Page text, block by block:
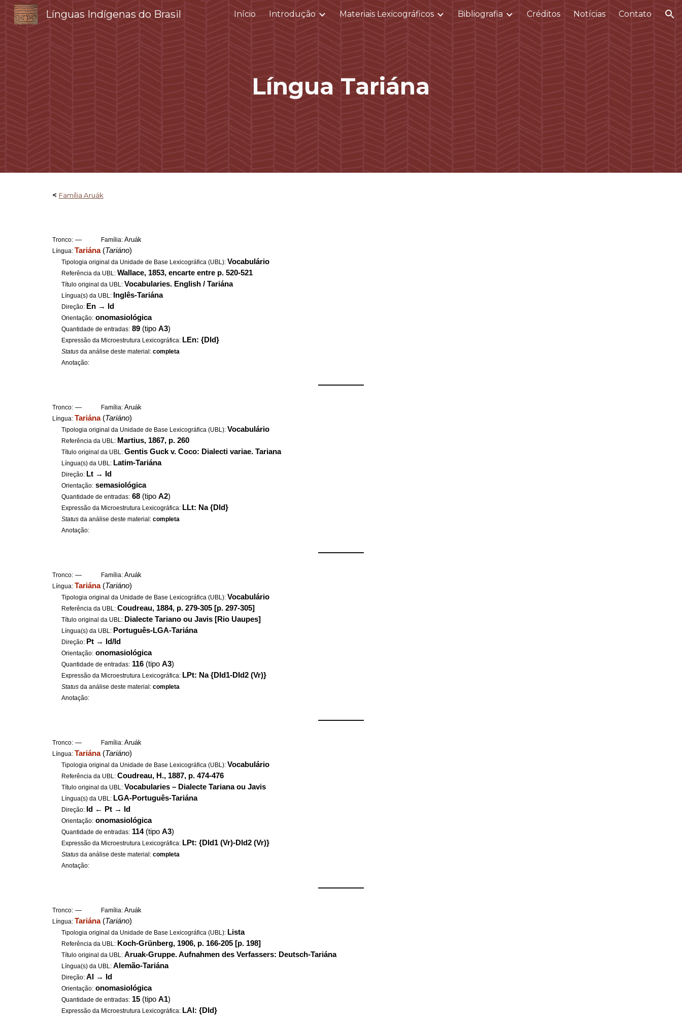
Skip to main content Skip to navigation
Línguas Indígenas do Brasil Início Introdução Materiais Lexicográficos Bibliografia Créditos Notícias Contato
Língua Tariána
< Família Aruák
Tronco:— Família:Aruák
Língua: Tariána(Tariáno)
Tipologia original da Unidade de Base Lexicográfica (UBL): Vocabulário
Referência da UBL:Wallace, 1853, encarte entre p. 520-521
Título original da UBL: Vocabularies. English / Tariána
Língua(s) da UBL: Inglês-Tariána
Direção: En → Id
Orientação: onomasiológica
Quantidade de entradas: 89 (tipoA3)
Expressão da Microestrutura Lexicográfica: LEn: {DId}
Status da análise deste material:completa
Anotação:
——————
Tronco:— Família:Aruák
Língua: Tariána(Tariáno)
Tipologia original da Unidade de Base Lexicográfica (UBL): Vocabulário
Referência da UBL: Martius, 1867, p. 260
Título original da UBL:Gentis Guck v. Coco: Dialecti variae. Tariana
Língua(s) da UBL: Latim-Tariána
Direção: Lt → Id
Orientação: semasiológica
Quantidade de entradas: 68 (tipoA2)
Expressão da Microestrutura Lexicográfica: LLt: Na {DId}
Status da análise deste material:completa
Anotação:
——————
Tronco:— Família:Aruák
Língua: Tariána(Tariáno)
Tipologia original da Unidade de Base Lexicográfica (UBL): Vocabulário
Referência da UBL:Coudreau, 1884, p. 279-305 [p. 297-305]
Título original da UBL: Dialecte Tariano ou Javis [Rio Uaupes]
Língua(s) da UBL: Português-LGA-Tariána
Direção: Pt → Id/Id
Orientação: onomasiológica
Quantidade de entradas: 116 (tipoA3)
Expressão da Microestrutura Lexicográfica: LPt: Na {DId1-DId2 (Vr)}
Status da análise deste material:completa
Anotação:
——————
Tronco:— Família:Aruák
Língua: Tariána(Tariáno)
Tipologia original da Unidade de Base Lexicográfica (UBL): Vocabulário
Referência da UBL:Coudreau, H., 1887, p. 474-476
Título original da UBL: Vocabularies – Dialecte Tariana ou Javis
Língua(s) da UBL: LGA-Português-Tariána
Direção: Id ← Pt → Id
Orientação: onomasiológica
Quantidade de entradas: 114(tipoA3)
Expressão da Microestrutura Lexicográfica: LPt: {DId1 (Vr)-DId2 (Vr)}
Status da análise deste material:completa
Anotação:
——————
Tronco:— Família:Aruák
Língua: Tariána(Tariáno)
Tipologia original da Unidade de Base Lexicográfica (UBL): Lista
Referência da UBL: Koch-Grünberg, 1906, p. 166-205 [p. 198]
Título original da UBL:Aruak-Gruppe. Aufnahmen des Verfassers: Deutsch-Tariána
Língua(s) da UBL:Alemão-Tariána
Direção:Al → Id
Orientação: onomasiológica
Quantidade de entradas: 15 (tipoA1)
Expressão da Microestrutura Lexicográfica: LAl: {DId}